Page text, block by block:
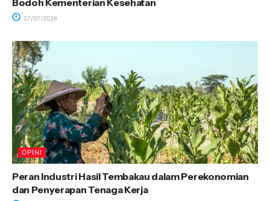
Bodoh Kementerian Kesehatan
27/07/2026
OPINI
Peran Industri Hasil Tembakau dalam Perekonomian
dan Penyerapan Tenaga Kerja